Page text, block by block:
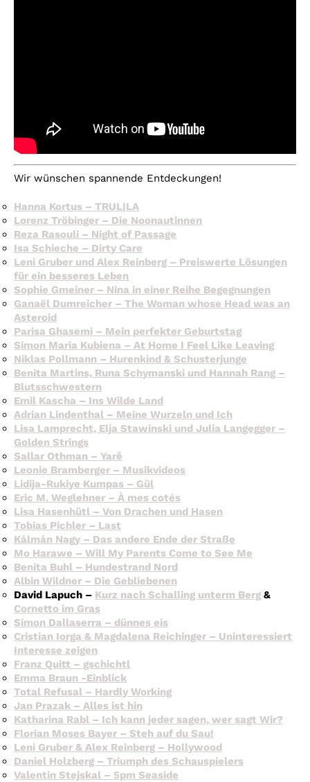
Wir wünschen spannende Entdeckungen!
Hanna Kortus – TRUL|LA
Lorenz Tröbinger – Die Noonautinnen
Reza Rasouli – Night of Passage
Isa Schieche – Dirty Care
Leni Gruber und Alex Reinberg – Preiswerte Lösungen
für ein besseres Leben
Sophie Gmeiner – Nina in einer Reihe Begegnungen
Ganaël Dumreicher – The Woman whose Head was an
Asteroid
Parisa Ghasemi – Mein perfekter Geburtstag
Simon Maria Kubiena – At Home I Feel Like Leaving
Niklas Pollmann – Hurenkind & Schusterjunge
Benita Martins, Runa Schymanski und Hannah Rang –
Blutsschwestern
Emil Kascha – Ins Wilde Land
Adrian Lindenthal – Meine Wurzeln und Ich
Lisa Lamprecht, Elja Stawinski und Julia Langegger –
Golden Strings
Sallar Othman – Yarê
Leonie Bramberger – Musikvideos
Lidija-Rukiye Kumpas – Gül
Eric M. Weglehner – À mes cotés
Lisa Hasenhütl – Von Drachen und Hasen
Tobias Pichler – Last
Kálmán Nagy – Das andere Ende der Straße
Mo Harawe – Will My Parents Come to See Me
Benita Buhl – Hundestrand Nord
Albin Wildner – Die Gebliebenen
David Lapuch – Kurz nach Schalling unterm Berg &
Cornetto im Gras
Simon Dallaserra – dünnes eis
Cristian Iorga & Magdalena Reichinger – Uninteressiert
Interesse zeigen
Franz Quitt – gschichtl
Emma Braun -Einblick
Total Refusal – Hardly Working
Jan Prazak – Alles ist hin
Katharina Rabl – Ich kann jeder sagen, wer sagt Wir?
Florian Moses Bayer – Steh auf du Sau!
Leni Gruber & Alex Reinberg – Hollywood
Daniel Holzberg – Triumph des Schauspielers
Valentin Stejskal – 5pm Seaside